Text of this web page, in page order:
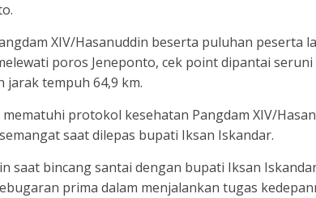
XIV/Hasanuddin beserta puluhan peserta
poros Jeneponto, cek point dipantai
jarak tempuh 64,9 km.
protokol kesehatan Pangdam XIV/
saat dilepas bupati Iksan Iskandar.
saat bincang santai dengan bupati Iksan
prima dalam menjalankan tugas